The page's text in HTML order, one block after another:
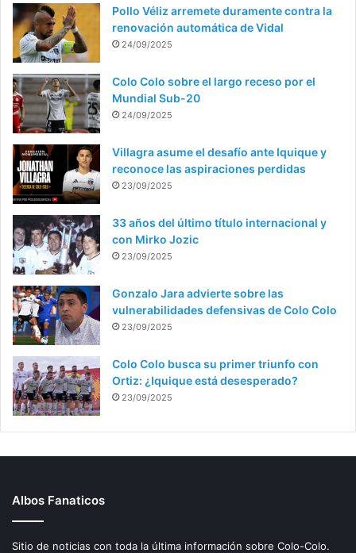
Pollo Véliz arremete duramente contra la
renovación automática de Vidal
24/09/2025
Colo Colo sobre el largo receso por el
Mundial Sub-20
24/09/2025
Villagra asume el desafío ante Iquique y
reconoce las aspiraciones perdidas
23/09/2025
33 años del último título internacional y
con Mirko Jozic
23/09/2025
Gonzalo Jara advierte sobre las
vulnerabilidades defensivas de Colo Colo
23/09/2025
Colo Colo busca su primer triunfo con
Ortiz: ¿Iquique está desesperado?
23/09/2025
Albos Fanaticos
Sitio de noticias con toda la última información sobre Colo-Colo.